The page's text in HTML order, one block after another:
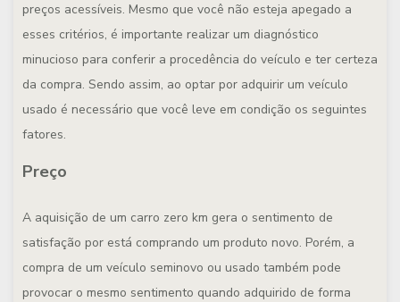
preços acessíveis. Mesmo que você não esteja apegado a
esses critérios, é importante realizar um diagnóstico
minucioso para conferir a procedência do veículo e ter certeza
da compra. Sendo assim, ao optar por adquirir um veículo
usado é necessário que você leve em condição os seguintes
fatores.
Preço
A aquisição de um carro zero km gera o sentimento de
satisfação por está comprando um produto novo. Porém, a
compra de um veículo seminovo ou usado também pode
provocar o mesmo sentimento quando adquirido de forma